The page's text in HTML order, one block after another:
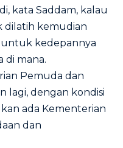
kata Saddam, kalau
dilatih kemudian
kedepannya
di mana.
Pemuda dan
lagi, dengan kondisi
ada Kementerian
dan